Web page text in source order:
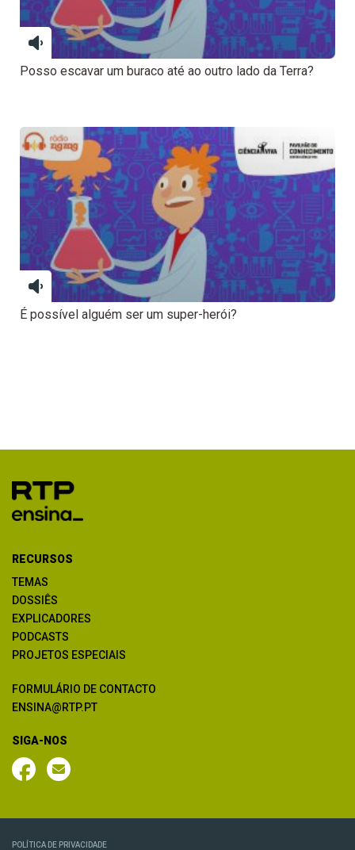
Posso escavar um buraco até ao outro lado da Terra?
É possível alguém ser um super-herói?
RECURSOS
TEMAS
DOSSIÊS
EXPLICADORES
PODCASTS
PROJETOS ESPECIAIS
FORMULÁRIO DE CONTACTO
ENSINA@RTP.PT
SIGA-NOS
POLÍTICA DE PRIVACIDADE